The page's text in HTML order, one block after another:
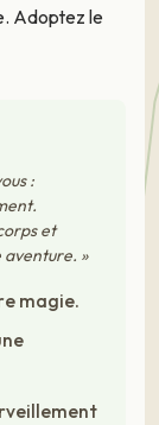
Adoptez le
:
et
aventure. »
magie.